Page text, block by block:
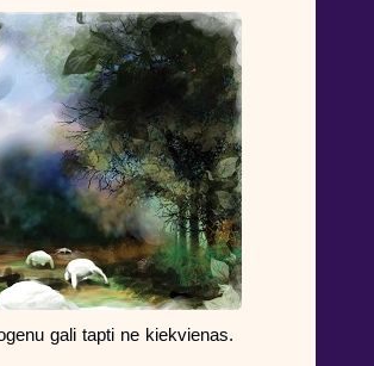
gali tapti ne kiekvienas.